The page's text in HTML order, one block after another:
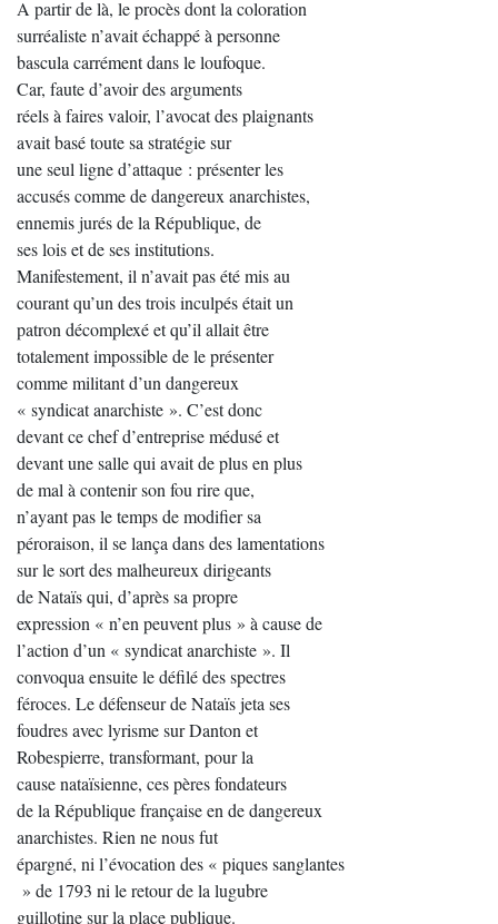
A partir de là, le procès dont la coloration
surréaliste n’avait échappé à personne
bascula carrément dans le loufoque.
Car, faute d’avoir des arguments
réels à faires valoir, l’avocat des plaignants
avait basé toute sa stratégie sur
une seul ligne d’attaque : présenter les
accusés comme de dangereux anarchistes,
ennemis jurés de la République, de
ses lois et de ses institutions.
Manifestement, il n’avait pas été mis au
courant qu’un des trois inculpés était un
patron décomplexé et qu’il allait être
totalement impossible de le présenter
comme militant d’un dangereux
« syndicat anarchiste ». C’est donc
devant ce chef d’entreprise médusé et
devant une salle qui avait de plus en plus
de mal à contenir son fou rire que,
n’ayant pas le temps de modifier sa
péroraison, il se lança dans des lamentations
sur le sort des malheureux dirigeants
de Nataïs qui, d’après sa propre
expression « n’en peuvent plus » à cause de
l’action d’un « syndicat anarchiste ». Il
convoqua ensuite le défilé des spectres
féroces. Le défenseur de Nataïs jeta ses
foudres avec lyrisme sur Danton et
Robespierre, transformant, pour la
cause nataïsienne, ces pères fondateurs
de la République française en de dangereux
anarchistes. Rien ne nous fut
épargné, ni l’évocation des « piques sanglantes
» de 1793 ni le retour de la lugubre
guillotine sur la place publique.